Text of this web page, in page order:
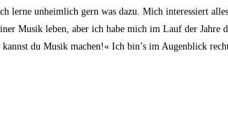
ler­ne unheim­lich gern was dazu. Mich inter­es­siert
Musik leben, aber ich habe mich im Lauf der Jah­re
du Musik machen!« Ich bin’s im Augen­blick